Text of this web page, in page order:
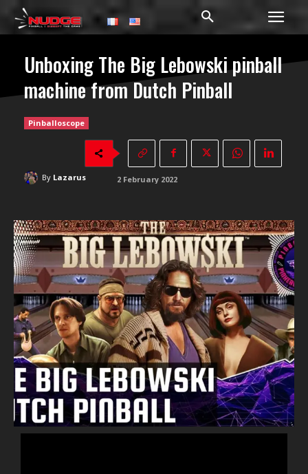
Unboxing The Big Lebowski pinball
machine from Dutch Pinball
Pinballoscope
By Lazarus 2 February 2022